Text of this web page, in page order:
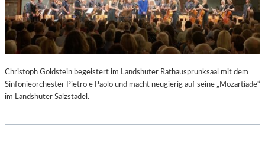
Christoph Goldstein begeistert im Landshuter Rathausprunksaal mit dem
Sinfonieorchester Pietro e Paolo und macht neugierig auf seine „Mozartiade“
im Landshuter Salzstadel.